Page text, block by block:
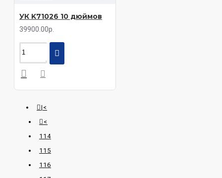
УК K71026 10 дюймов
39900.00р.
|<
<
114
115
116